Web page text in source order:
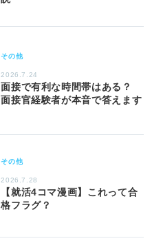
その他
2026.7.24
面接で有利な時間帯はある？
面接官経験者が本音で答えます
その他
2026.7.28
【就活4コマ漫画】これって合
格フラグ？